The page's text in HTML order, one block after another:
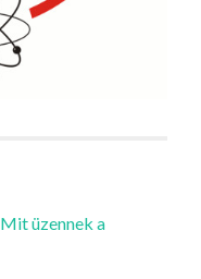
Mit üzennek a